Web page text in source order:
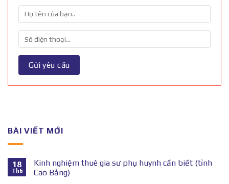
BÀI VIẾT MỚI
18
Th6
Kinh nghiệm thuê gia sư phụ huynh cần biết (tỉnh
Cao Bằng)